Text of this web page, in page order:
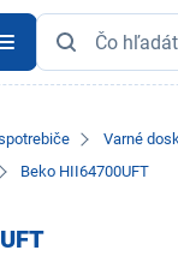
Varné
Beko HII64700UFT